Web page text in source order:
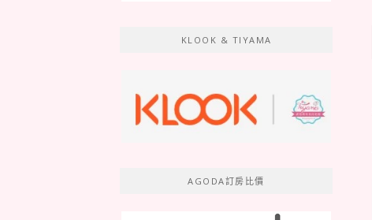
KLOOK & TIYAMA
AGODA訂房比價